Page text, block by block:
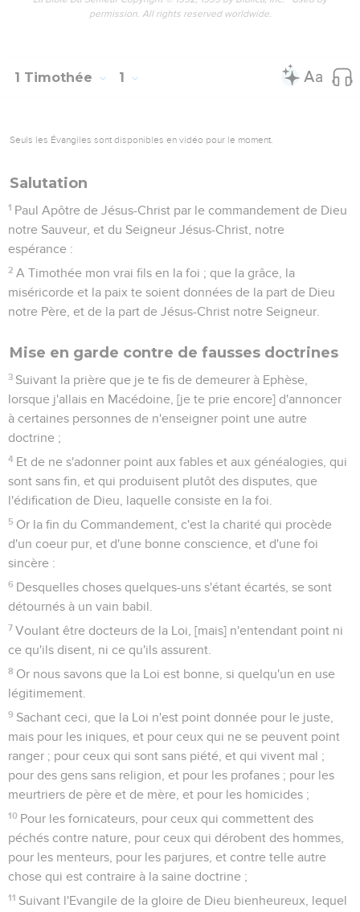
permission. All rights reserved worldwide.
1 Timothée 1
Seuls les Évangiles sont disponibles en vidéo pour le moment.
Salutation
1 Paul Apôtre de Jésus-Christ par le commandement de Dieu
notre Sauveur, et du Seigneur Jésus-Christ, notre
espérance :
2 A Timothée mon vrai fils en la foi ; que la grâce, la
miséricorde et la paix te soient données de la part de Dieu
notre Père, et de la part de Jésus-Christ notre Seigneur.
Mise en garde contre de fausses doctrines
3 Suivant la prière que je te fis de demeurer à Ephèse,
lorsque j'allais en Macédoine, [je te prie encore] d'annoncer
à certaines personnes de n'enseigner point une autre
doctrine ;
4 Et de ne s'adonner point aux fables et aux généalogies, qui
sont sans fin, et qui produisent plutôt des disputes, que
l'édification de Dieu, laquelle consiste en la foi.
5 Or la fin du Commandement, c'est la charité qui procède
d'un coeur pur, et d'une bonne conscience, et d'une foi
sincère :
6 Desquelles choses quelques-uns s'étant écartés, se sont
détournés à un vain babil.
7 Voulant être docteurs de la Loi, [mais] n'entendant point ni
ce qu'ils disent, ni ce qu'ils assurent.
8 Or nous savons que la Loi est bonne, si quelqu'un en use
légitimement.
9 Sachant ceci, que la Loi n'est point donnée pour le juste,
mais pour les iniques, et pour ceux qui ne se peuvent point
ranger ; pour ceux qui sont sans piété, et qui vivent mal ;
pour des gens sans religion, et pour les profanes ; pour les
meurtriers de père et de mère, et pour les homicides ;
10 Pour les fornicateurs, pour ceux qui commettent des
péchés contre nature, pour ceux qui dérobent des hommes,
pour les menteurs, pour les parjures, et contre telle autre
chose qui est contraire à la saine doctrine ;
11 Suivant l'Evangile de la gloire de Dieu bienheureux, lequel